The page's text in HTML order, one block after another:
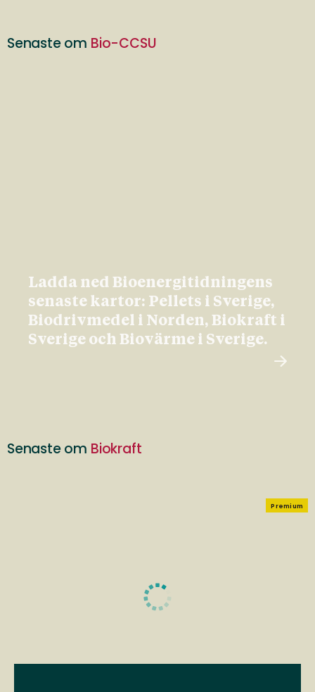
Senaste om Bio-CCSU
Ladda ned Bioenergitidningens
senaste kartor: Pellets i Sverige,
Biodrivmedel i Norden, Biokraft i
Sverige och Biovärme i Sverige.
Senaste om Biokraft
Premium